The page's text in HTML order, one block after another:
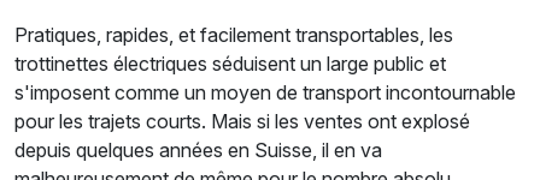
Pratiques, rapides, et facilement transportables, les
trottinettes électriques séduisent un large public et
s'imposent comme un moyen de transport incontournable
pour les trajets courts. Mais si les ventes ont explosé
depuis quelques années en Suisse, il en va